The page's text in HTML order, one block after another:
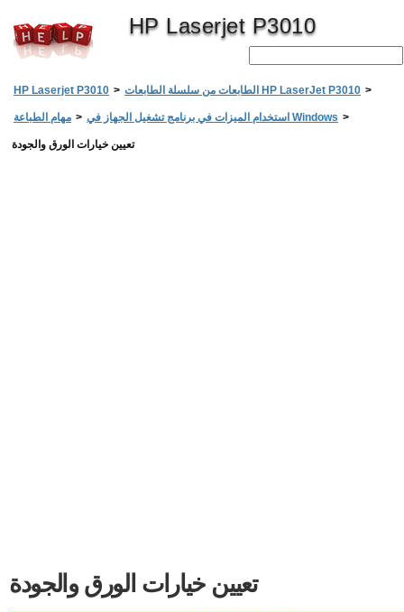
HP Laserjet P3010
HP Laserjet P3010 > الطابعات من سلسلة الطابعات HP LaserJet P3010 >
مهام الطباعة > استخدام الميزات في برنامج تشغيل الجهاز في Windows >
تعيين خيارات الورق والجودة
تعيين خيارات الورق والجودة